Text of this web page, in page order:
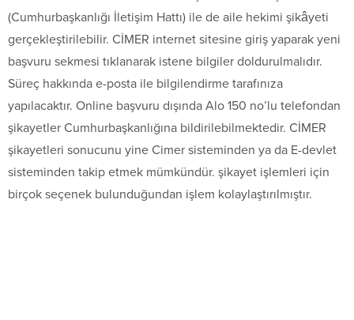
(Cumhurbaşkanlığı İletişim Hattı) ile de aile hekimi şikâyeti
gerçekleştirilebilir. CİMER internet sitesine giriş yaparak yeni
başvuru sekmesi tıklanarak istene bilgiler doldurulmalıdır.
Süreç hakkında e-posta ile bilgilendirme tarafınıza
yapılacaktır. Online başvuru dışında Alo 150 no’lu telefondan
şikayetler Cumhurbaşkanlığına bildirilebilmektedir. CİMER
şikayetleri sonucunu yine Cimer sisteminden ya da E-devlet
sisteminden takip etmek mümkündür. şikayet işlemleri için
birçok seçenek bulunduğundan işlem kolaylaştırılmıştır.